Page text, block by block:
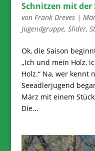
Schnitzen mit der
von Frank Dreves|
Jugendgruppe, Slider,
Ok, die Saison
„Ich und mein Holz,
Holz.“ Na, wer kennt
Seeadlerjugend
März mit einem
Die...